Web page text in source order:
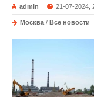
admin 21-07-2024,
Москва / Все новости